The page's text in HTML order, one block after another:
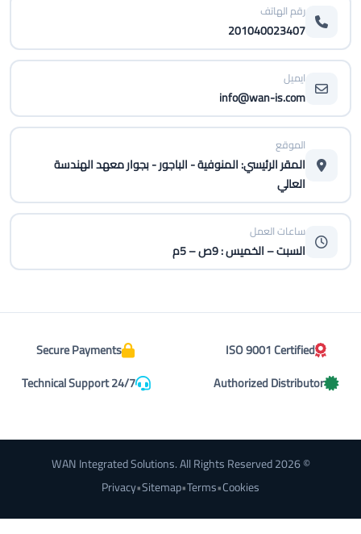
رقم الهاتف
201040023407
ايميل
info@wan-is.com
الموقع
المقر الرئيسي: المنوفية - الباجور - بجوار معهد الهندسة
العالي
ساعات العمل
السبت – الخميس : 9ص – 5م
ISO 9001 Certified
Secure Payments
Authorized Distributor
Technical Support 24/7
Cookies
•
Terms
•
Sitemap
•
Privacy
© 2026 WAN Integrated Solutions. All Rights Reserved